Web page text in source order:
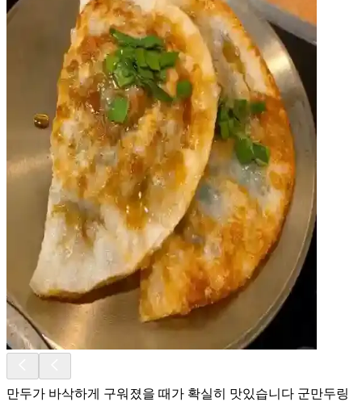
만두가 바삭하게 구워졌을 때가 확실히 맛있습니다 군만두링